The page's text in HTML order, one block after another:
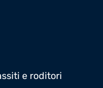
e roditori